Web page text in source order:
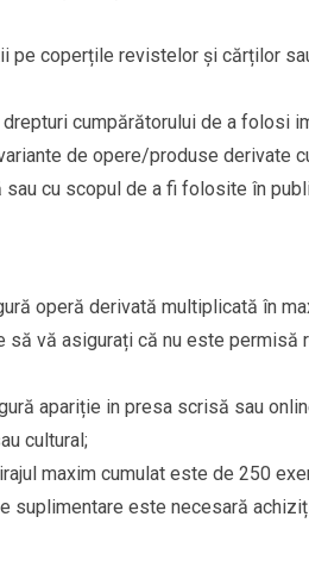
pe coperțile revistelor și cărților
drepturi cumpărătorului de a folosi
de opere/produse derivate
sau cu scopul de a fi folosite în
operă derivată multiplicată în
să vă asigurați că nu este
apariție in presa scrisă sau
cultural;
maxim cumulat este de 250
suplimentare este necesară